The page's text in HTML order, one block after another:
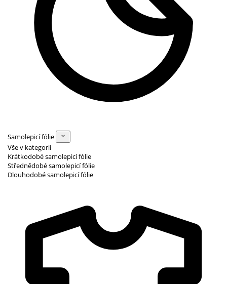
Samolepicí fólie
Vše v kategorii
Krátkodobé samolepicí fólie
Střednědobé samolepicí fólie
Dlouhodobé samolepicí fólie